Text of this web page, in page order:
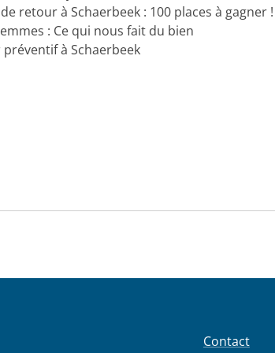
de retour à Schaerbeek : 100 places à gagner !
: Ce qui nous fait du bien
à Schaerbeek
Contact